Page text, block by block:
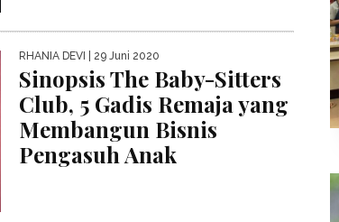
RHANIA DEVI | 29 Juni 2020
Sinopsis The Baby-Sitters
Club, 5 Gadis Remaja yang
Membangun Bisnis
Pengasuh Anak